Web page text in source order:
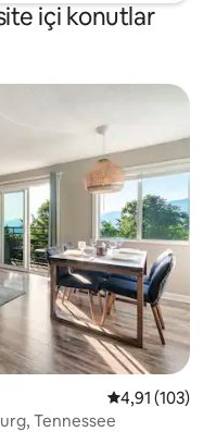
içi konutlar
5 üzerinden
4,91 (103)
Tennessee